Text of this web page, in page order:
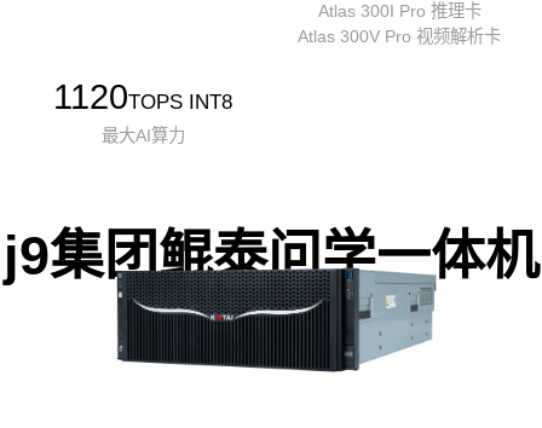
Atlas 300I Pro 推理卡
Atlas 300V Pro 视频解析卡
1120TOPS INT8
最大AI算力
j9集团鲲泰问学一体机